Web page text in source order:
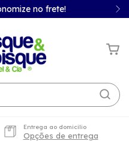
no frete!
Entrega ao domicilio
Opções de entrega